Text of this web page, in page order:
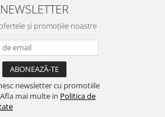
NEWSLETTER
și promoțiile noastre
newsletter cu promotiile
mai multe in Politica de